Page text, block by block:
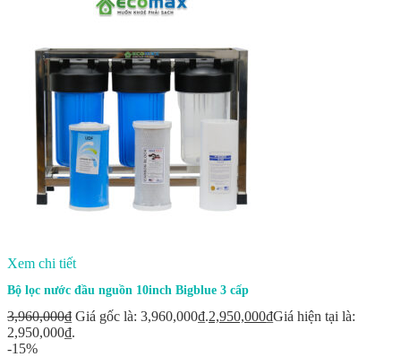
Xem chi tiết
Bộ lọc nước đầu nguồn 10inch Bigblue 3 cấp
3,960,000₫ Giá gốc là: 3,960,000₫.2,950,000₫Giá hiện tại là:
2,950,000₫.
-15%